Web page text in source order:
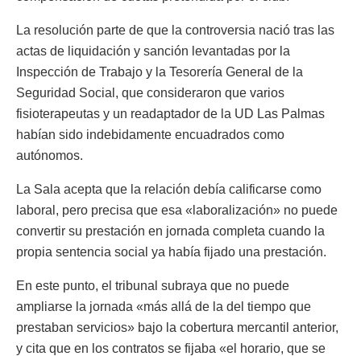
La resolución parte de que la controversia nació tras las
actas de liquidación y sanción levantadas por la
Inspección de Trabajo y la Tesorería General de la
Seguridad Social, que consideraron que varios
fisioterapeutas y un readaptador de la UD Las Palmas
habían sido indebidamente encuadrados como
autónomos.
La Sala acepta que la relación debía calificarse como
laboral, pero precisa que esa «laboralización» no puede
convertir su prestación en jornada completa cuando la
propia sentencia social ya había fijado una prestación.
En este punto, el tribunal subraya que no puede
ampliarse la jornada «más allá de la del tiempo que
prestaban servicios» bajo la cobertura mercantil anterior,
y cita que en los contratos se fijaba «el horario, que se